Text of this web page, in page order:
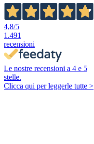
4,8/5
1.491
recensioni
Le nostre recensioni a 4 e 5
stelle.
Clicca qui per leggerle tutte >